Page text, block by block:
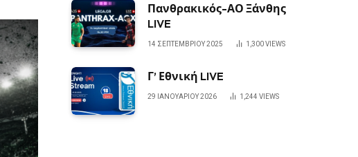
Πανθρακικός-ΑΟ Ξάνθης
LIVE
14 ΣΕΠΤΕΜΒΡΊΟΥ 2025 1,300VIEWS
Γ’ Εθνική LIVE
29 ΙΑΝΟΥΑΡΊΟΥ 2026 1,244 VIEWS